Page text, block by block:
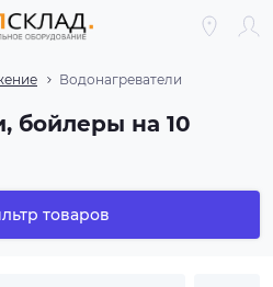
Водонагреватели
бойлеры на 10
товаров